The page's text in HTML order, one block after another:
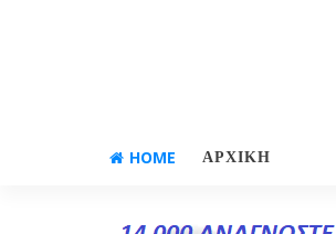
HOME ΑΡΧΙΚΗ